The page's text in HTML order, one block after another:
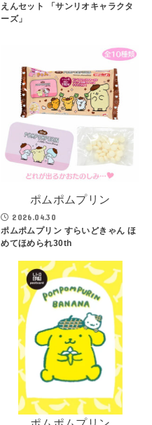
えんセット 「サンリオキャラクタ
ーズ」
ポムポムプリン
2026.04.30
ポムポムプリン すらいどきゃん ほ
めてほめられ30th